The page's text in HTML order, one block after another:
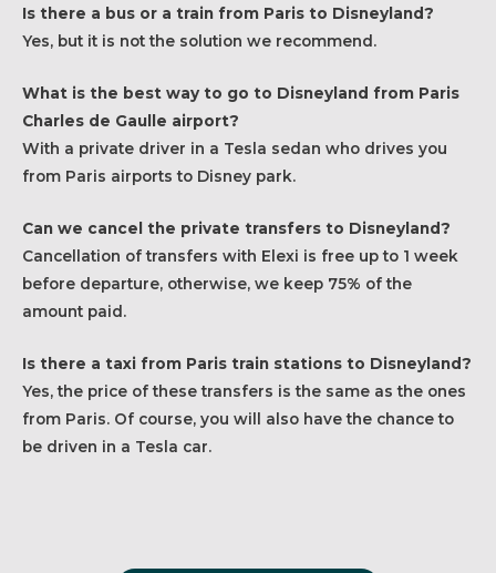
Is there a bus or a train from Paris to Disneyland?
Yes, but it is not the solution we recommend.
What is the best way to go to Disneyland from Paris
Charles de Gaulle airport?
With a private driver in a Tesla sedan who drives you
from Paris airports to Disney park.
Can we cancel the private transfers to Disneyland?
Cancellation of transfers with Elexi is free up to 1 week
before departure, otherwise, we keep 75% of the
amount paid.
Is there a taxi from Paris train stations to Disneyland?
Yes, the price of these transfers is the same as the ones
from Paris. Of course, you will also have the chance to
be driven in a Tesla car.